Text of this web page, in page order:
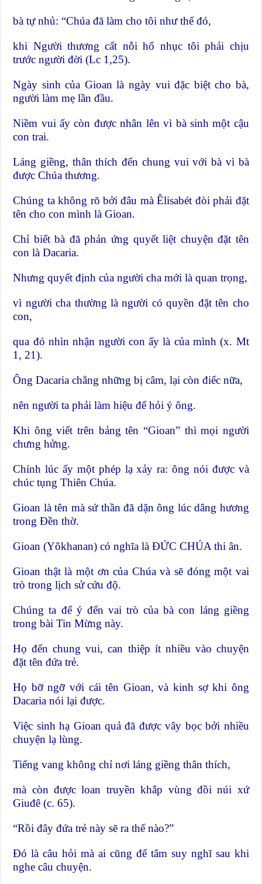
bà tự nhủ: “Chúa đã làm cho tôi như thế đó,
khi Người thương cất nỗi hổ nhục tôi phải chịu
trước người đời (Lc 1,25).
Ngày sinh của Gioan là ngày vui đặc biệt cho bà,
người làm mẹ lần đầu.
Niềm vui ấy còn được nhân lên vì bà sinh một cậu
con trai.
Láng giềng, thân thích đến chung vui với bà vì bà
được Chúa thương.
Chúng ta không rõ bởi đâu mà Êlisabét đòi phải đặt
tên cho con mình là Gioan.
Chỉ biết bà đã phản ứng quyết liệt chuyện đặt tên
con là Dacaria.
Nhưng quyết định của người cha mới là quan trọng,
vì người cha thường là người có quyền đặt tên cho
con,
qua đó nhìn nhận người con ấy là của mình (x. Mt
1, 21).
Ông Dacaria chẳng những bị câm, lại còn điếc nữa,
nên người ta phải làm hiệu để hỏi ý ông.
Khi ông viết trên bảng tên “Gioan” thì mọi người
chưng hửng.
Chính lúc ấy một phép lạ xảy ra: ông nói được và
chúc tụng Thiên Chúa.
Gioan là tên mà sứ thần đã dặn ông lúc dâng hương
trong Đền thờ.
Gioan (Yôkhanan) có nghĩa là ĐỨC CHÚA thi ân.
Gioan thật là một ơn của Chúa và sẽ đóng một vai
trò trong lịch sử cứu độ.
Chúng ta để ý đến vai trò của bà con láng giềng
trong bài Tin Mừng này.
Họ đến chung vui, can thiệp ít nhiều vào chuyện
đặt tên đứa trẻ.
Họ bỡ ngỡ với cái tên Gioan, và kinh sợ khi ông
Dacaria nói lại được.
Việc sinh hạ Gioan quả đã được vây bọc bởi nhiều
chuyện lạ lùng.
Tiếng vang không chỉ nơi láng giềng thân thích,
mà còn được loan truyền khắp vùng đồi núi xứ
Giuđê (c. 65).
“Rồi đây đứa trẻ này sẽ ra thế nào?”
Đó là câu hỏi mà ai cũng để tâm suy nghĩ sau khi
nghe câu chuyện.